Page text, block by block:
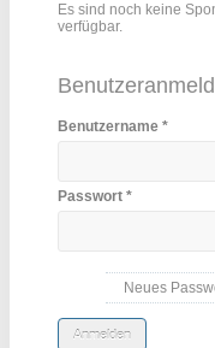
Es sind noch keine
verfügbar.
Benutzername *
Passwort *
Neues